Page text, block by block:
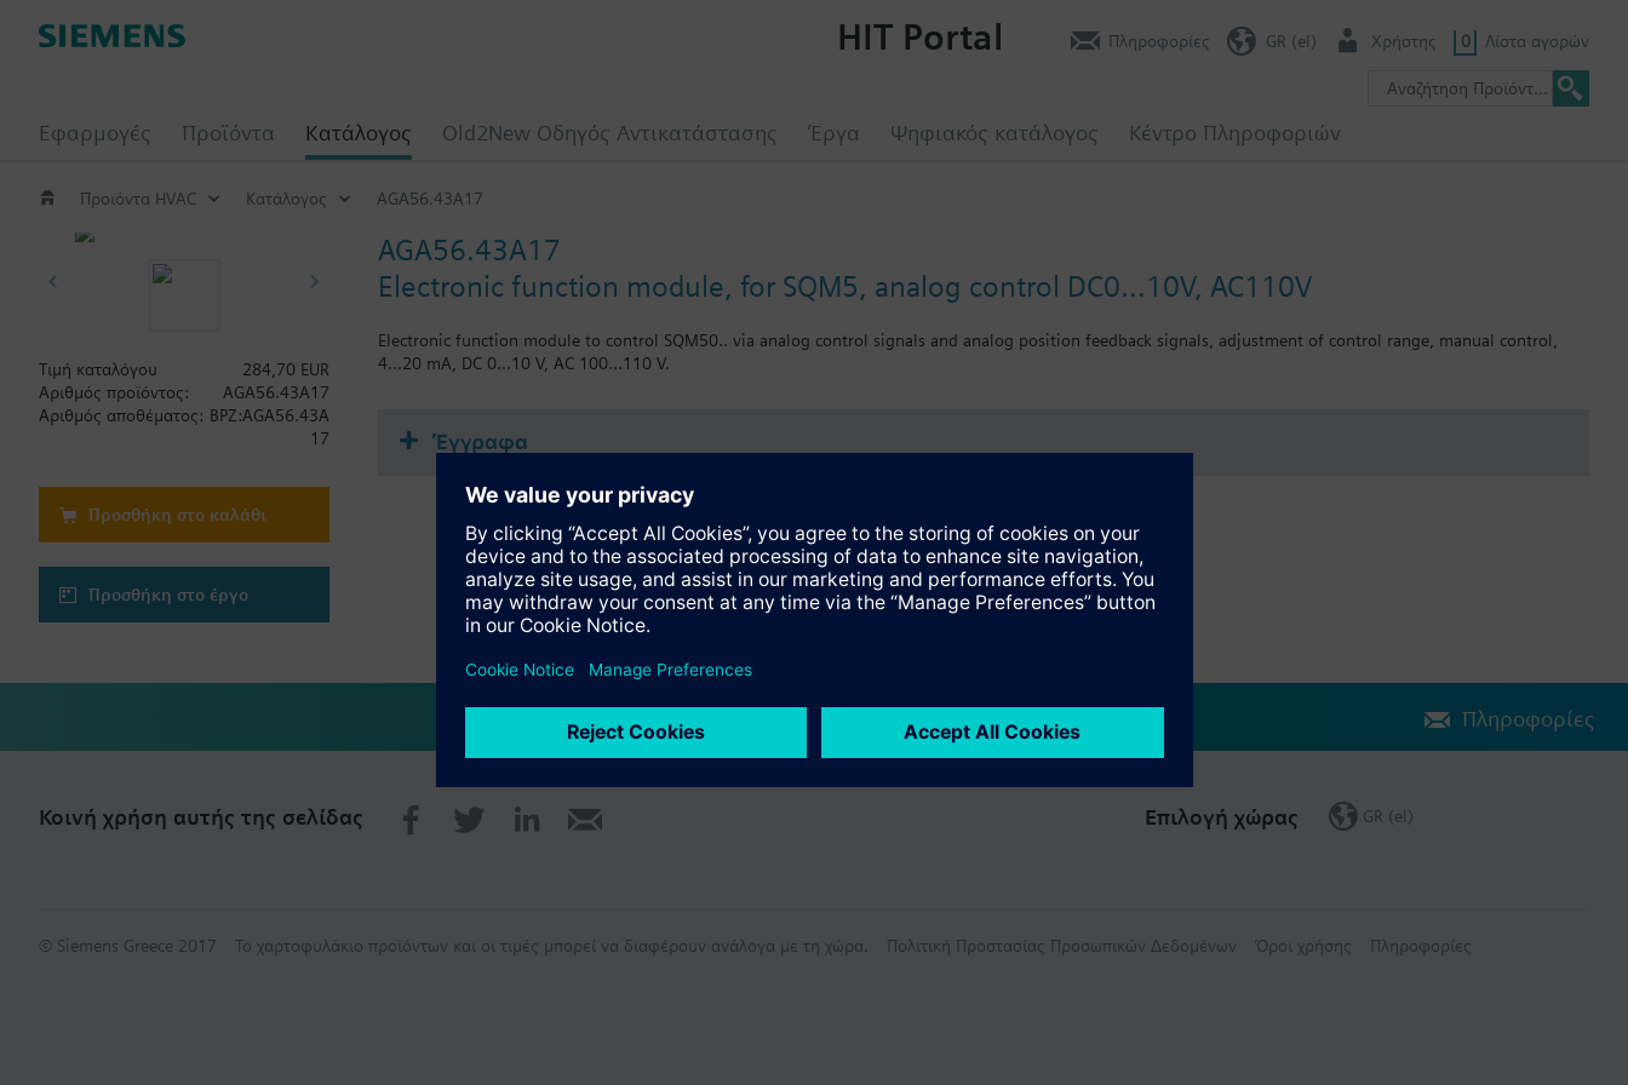
Εφαρμογές Προϊόντα Κατάλογος Old2New Οδηγός Αντικατάστασης Έργα Ψηφιακός κατάλογος Κέντρο Πληροφοριών
HIT Portal Πληροφορίες GR (el) Χρήστης 0 Λίστα αγορών
Προιόντα HVAC Κατάλογος AGA56.43A17
AGA56.43A17
Electronic function module, for SQM5, analog control DC0…10V, AC110V
Electronic function module to control SQM50.. via analog control signals and analog position feedback signals, adjustment of control range, manual control,
4...20 mA, DC 0...10 V, AC 100...110 V.
Τιμή καταλόγου
284,70 EUR
Αριθμός προϊόντος:
AGA56.43A17
Αριθμός αποθέματος: BPZ:AGA56.43A
17
Προσθήκη στο καλάθι
Προσθήκη στο έργο
Έγγραφα
Πληροφορίες
Κοινή χρήση αυτής της σελίδας Επιλογή χώρας GR (el)
© Siemens Greece 2017 Το χαρτοφυλάκιο προϊόντων και οι τιμές μπορεί να διαφέρουν ανάλογα με τη χώρα. Πολιτική Προστασίας Προσωπικών Δεδομένων Όροι χρήσης Πληροφορίες